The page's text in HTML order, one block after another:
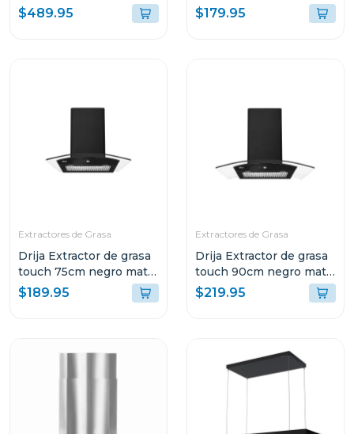
90
$489.95
mate prismatouch60
$179.95
Extractores de Grasa
Drija Extractor de grasa
touch 75cm negro mate
prismatouch76
$189.95
Extractores de Grasa
Drija Extractor de grasa
touch 90cm negro mate
prismatouch90
$219.95